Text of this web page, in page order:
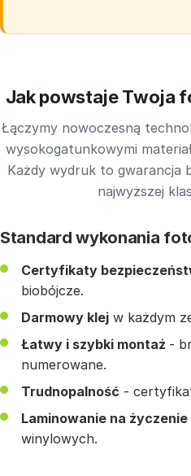
Jak powstaje Twoja
Łączymy nowoczesną
wysokogatunkowymi
Każdy wydruk to gwarancja
najwyższej
Standard wykonania
Certyfikaty
biobójcze.
Darmowy klej w każdym
Łatwy i szybki montaż -
numerowane.
Trudnopalność -
Laminowanie na życzenie
winylowych.